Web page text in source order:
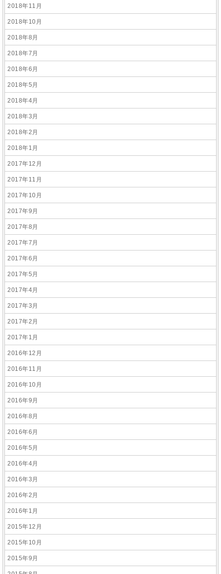
2018年11月
2018年10月
2018年8月
2018年7月
2018年6月
2018年5月
2018年4月
2018年3月
2018年2月
2018年1月
2017年12月
2017年11月
2017年10月
2017年9月
2017年8月
2017年7月
2017年6月
2017年5月
2017年4月
2017年3月
2017年2月
2017年1月
2016年12月
2016年11月
2016年10月
2016年9月
2016年8月
2016年6月
2016年5月
2016年4月
2016年3月
2016年2月
2016年1月
2015年12月
2015年10月
2015年9月